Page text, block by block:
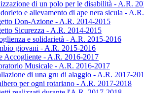
di un polo per le disabilità - A.R.
e allevamento di ape nera sicula -
Don-Azione - A.R. 2014-2015
Sicurezza - A.R. 2014-2015
e solidarietà - A.R. 2015-2016
giovani - A.R. 2015-2016
Accogliente - A.R. 2016-2017
Musicale - A.R. 2016-2017
di una gru di alaggio - A.R. 2017-
per ogni rotariano - A.R. 2017-2018